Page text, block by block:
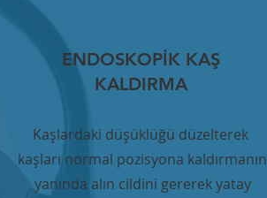
ENDOSKOPİK KAŞ
KALDIRMA
Kaşlardaki düşüklüğü düzelterek
kaşları normal pozisyona kaldırmanın
yanında alın cildini gererek yatay